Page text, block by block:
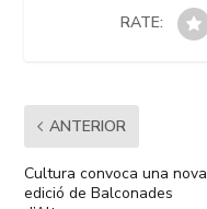
RATE:
ANTERIOR
Cultura convoca una nova
edició de Balconades